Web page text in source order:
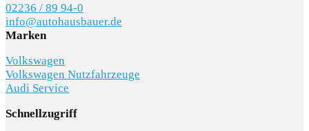
02236 / 89 94-0
info@autohausbauer.de
Marken
Volkswagen
Volkswagen Nutzfahrzeuge
Audi Service
Schnellzugriff